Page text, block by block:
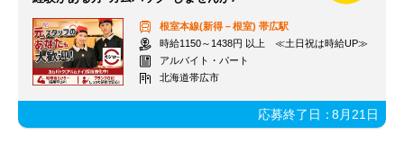
根室本線(新得－根室) 帯広駅
時給1150～1438円 以上 ≪土日祝は時給UP≫
アルバイト・パート
北海道帯広市
応募終了日：8月21日